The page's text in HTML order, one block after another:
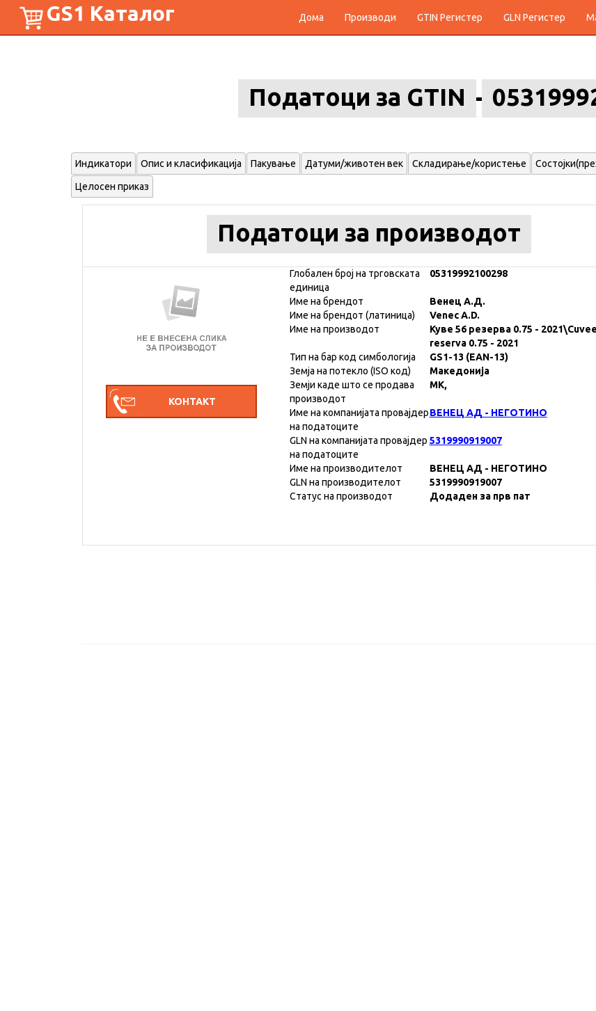
GS1 Каталог Дома Производи GTIN Регистер GLN Регистер
Податоци за GTIN
Индикатори Опис и класификација Пакување Датуми/животен век Складирање/користење
Целосен приказ
Податоци за производот
Глобален број на трговската
единица
05319992100298
Име на брендот
Венец А.Д.
Име на брендот (латиница)
Venec A.D.
Име на производот
Куве 56 резерва 0.75 -
reserva 0.75 - 2021
Тип на бар код симбологија
GS1-13 (EAN-13)
Земја на потекло (ISO код)
Македонија
Земји каде што се продава
производот
MK,
Име на компанијата провајдер
на податоците
ВЕНЕЦ АД - НЕГОТИНО
GLN на компанијата провајдер
на податоците
5319990919007
Име на производителот
ВЕНЕЦ АД - НЕГОТИНО
GLN на производителот
5319990919007
Статус на производот
Додаден за прв пат